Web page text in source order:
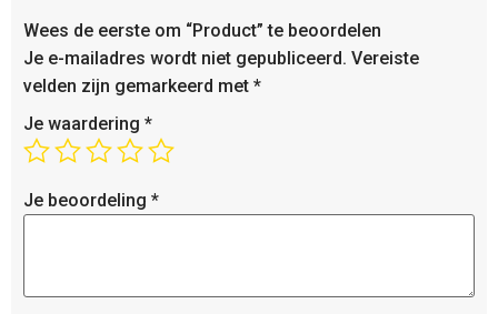
Wees de eerste om “Product” te beoordelen
Je e-mailadres wordt niet gepubliceerd. Vereiste
velden zijn gemarkeerd met *
Je waardering *
Je beoordeling *